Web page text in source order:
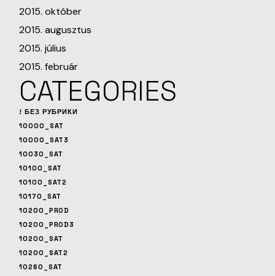
2015. október
2015. augusztus
2015. július
2015. február
CATEGORIES
! БЕЗ РУБРИКИ
10000_SAT
10000_SAT3
10030_SAT
10100_SAT
10100_SAT2
10170_SAT
10200_PROD
10200_PROD3
10200_SAT
10200_SAT2
10260_SAT